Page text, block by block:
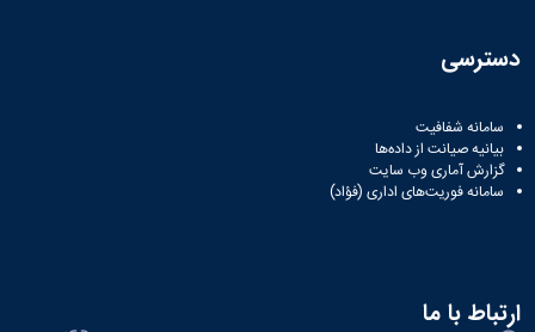
دسترسی
سامانه شفافیت
بیانیه صیانت از داده‌ها
گزارش آماری وب‌ سایت
سامانه فوریت‌های اداری (فؤاد)
ارتباط با ما